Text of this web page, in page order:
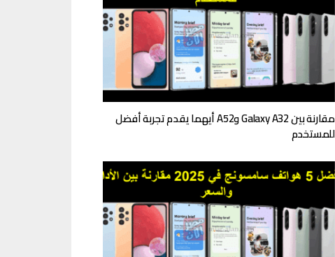
مقارنة بين Galaxy A32 وA52 أيهما يقدم تجربة أفضل
للمستخدم